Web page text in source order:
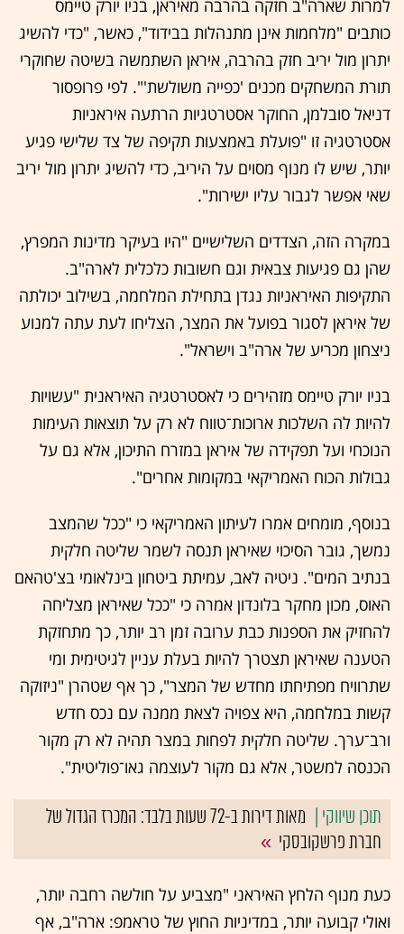
למרות שארה"ב חזקה בהרבה מאיראן, בניו יורק טיימס
כותבים "מלחמות אינן מתנהלות בבידוד", כאשר, "כדי להשיג
יתרון מול יריב חזק בהרבה, איראן השתמשה בשיטה שחוקרי
תורת המשחקים מכנים 'כפייה משולשת'". לפי פרופסור
דניאל סובלמן, החוקר אסטרטגיות הרתעה איראניות
אסטרטגיה זו "פועלת באמצעות תקיפה של צד שלישי פגיע
יותר, שיש לו מנוף מסוים על היריב, כדי להשיג יתרון מול יריב
שאי אפשר לגבור עליו ישירות".
במקרה הזה, הצדדים השלישיים "היו בעיקר מדינות המפרץ,
שהן גם פגיעות צבאית וגם חשובות כלכלית לארה"ב.
התקיפות האיראניות נגדן בתחילת המלחמה, בשילוב יכולתה
של איראן לסגור בפועל את המצר, הצליחו לעת עתה למנוע
ניצחון מכריע של ארה"ב וישראל".
בניו יורק טיימס מזהירים כי לאסטרטגיה האיראנית "עשויות
להיות לה השלכות ארוכות־טווח לא רק על תוצאות העימות
הנוכחי ועל תפקידה של איראן במזרח התיכון, אלא גם על
גבולות הכוח האמריקאי במקומות אחרים".
בנוסף, מומחים אמרו לעיתון האמריקאי כי "ככל שהמצב
נמשך, גובר הסיכוי שאיראן תנסה לשמר שליטה חלקית
בנתיב המים". ניטיה לאב, עמיתת ביטחון בינלאומי בצ'טהאם
האוס, מכון מחקר בלונדון אמרה כי "ככל שאיראן מצליחה
להחזיק את הספנות כבת ערובה זמן רב יותר, כך מתחזקת
הטענה שאיראן תצטרך להיות בעלת עניין לגיטימית ומי
שתרוויח מפתיחתו מחדש של המצר", כך אף שטהרן "ניזוקה
קשות במלחמה, היא צפויה לצאת ממנה עם נכס חדש
ורב־ערך. שליטה חלקית לפחות במצר תהיה לא רק מקור
הכנסה למשטר, אלא גם מקור לעוצמה גאו־פוליטית".
מאות דירות ב-72 שעות בלבד: המכרז הגדול של
חברת פרשקובסקי
כעת מנוף הלחץ האיראני "מצביע על חולשה רחבה יותר,
ואולי קבועה יותר, במדיניות החוץ של טראמפ: ארה"ב, אף